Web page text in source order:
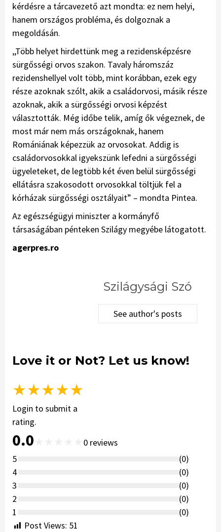
kérdésre a tárcavezető azt mondta: ez nem helyi,
hanem országos probléma, és dolgoznak a
megoldásán.
,,Több helyet hirdettünk meg a rezidensképzésre
sürgősségi orvos szakon. Tavaly háromszáz
rezidenshellyel volt több, mint korábban, ezek egy
része azoknak szólt, akik a családorvosi, másik része
azoknak, akik a sürgősségi orvosi képzést
választották. Még időbe telik, amíg ők végeznek, de
most már nem más országoknak, hanem
Romániának képezzük az orvosokat. Addig is
családorvosokkal igyekszünk lefedni a sürgősségi
ügyeleteket, de legtöbb két éven belül sürgősségi
ellátásra szakosodott orvosokkal töltjük fel a
kórházak sürgősségi osztályait” – mondta Pintea.
Az egészségügyi miniszter a kormányfő
társaságában pénteken Szilágy megyébe látogatott.
agerpres.ro
Szilágysági Szó
See author's posts
Love it or Not? Let us know!
★★★★★
Login to submit a
rating.
0.0 0 reviews
5
(0)
4
(0)
3
(0)
2
(0)
1
(0)
Post Views: 51